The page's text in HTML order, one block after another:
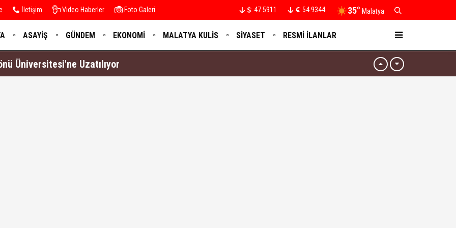
İletişim Video Haberler Foto Galeri : 47.5911 : 54.9344 35° Malatya
ASAYIŞ GÜNDEM EKONOMI MALATYA KULIS SIYASET RESMI İLANLAR
Üniversitesi'ne Uzatılıyor